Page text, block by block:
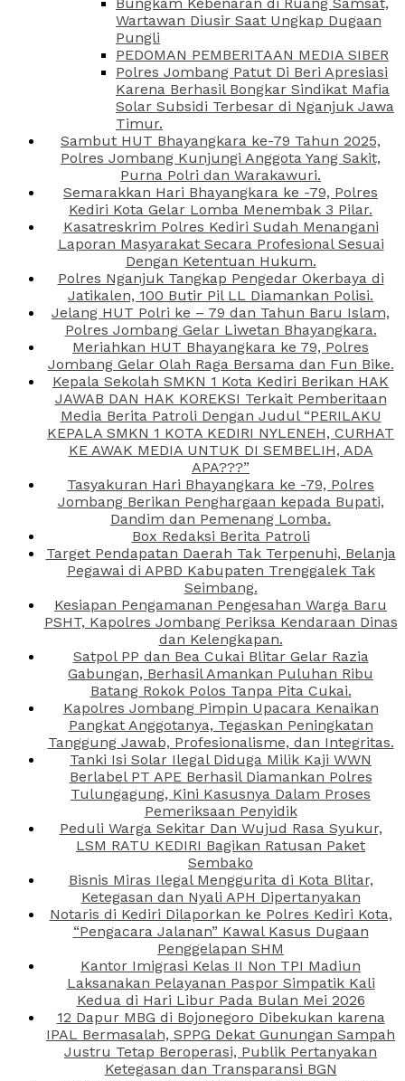
Wartawan Diusir Saat Ungkap Dugaan
Pungli
PEDOMAN PEMBERITAAN MEDIA SIBER
Polres Jombang Patut Di Beri Apresiasi
Karena Berhasil Bongkar Sindikat Mafia
Solar Subsidi Terbesar di Nganjuk Jawa
Timur.
Sambut HUT Bhayangkara ke-79 Tahun 2025,
Polres Jombang Kunjungi Anggota Yang Sakit,
Purna Polri dan Warakawuri.
Semarakkan Hari Bhayangkara ke -79, Polres
Kediri Kota Gelar Lomba Menembak 3 Pilar.
Kasatreskrim Polres Kediri Sudah Menangani
Laporan Masyarakat Secara Profesional Sesuai
Dengan Ketentuan Hukum.
Polres Nganjuk Tangkap Pengedar Okerbaya di
Jatikalen, 100 Butir Pil LL Diamankan Polisi.
Jelang HUT Polri ke – 79 dan Tahun Baru Islam,
Polres Jombang Gelar Liwetan Bhayangkara.
Meriahkan HUT Bhayangkara ke 79, Polres
Jombang Gelar Olah Raga Bersama dan Fun Bike.
Kepala Sekolah SMKN 1 Kota Kediri Berikan HAK
JAWAB DAN HAK KOREKSI Terkait Pemberitaan
Media Berita Patroli Dengan Judul “PERILAKU
KEPALA SMKN 1 KOTA KEDIRI NYLENEH, CURHAT
KE AWAK MEDIA UNTUK DI SEMBELIH, ADA
APA???”
Tasyakuran Hari Bhayangkara ke -79, Polres
Jombang Berikan Penghargaan kepada Bupati,
Dandim dan Pemenang Lomba.
Box Redaksi Berita Patroli
Target Pendapatan Daerah Tak Terpenuhi, Belanja
Pegawai di APBD Kabupaten Trenggalek Tak
Seimbang.
Kesiapan Pengamanan Pengesahan Warga Baru
PSHT, Kapolres Jombang Periksa Kendaraan Dinas
dan Kelengkapan.
Satpol PP dan Bea Cukai Blitar Gelar Razia
Gabungan, Berhasil Amankan Puluhan Ribu
Batang Rokok Polos Tanpa Pita Cukai.
Kapolres Jombang Pimpin Upacara Kenaikan
Pangkat Anggotanya, Tegaskan Peningkatan
Tanggung Jawab, Profesionalisme, dan Integritas.
Tanki Isi Solar Ilegal Diduga Milik Kaji WWN
Berlabel PT APE Berhasil Diamankan Polres
Tulungagung, Kini Kasusnya Dalam Proses
Pemeriksaan Penyidik
Peduli Warga Sekitar Dan Wujud Rasa Syukur,
LSM RATU KEDIRI Bagikan Ratusan Paket
Sembako
Bisnis Miras Ilegal Menggurita di Kota Blitar,
Ketegasan dan Nyali APH Dipertanyakan
Notaris di Kediri Dilaporkan ke Polres Kediri Kota,
“Pengacara Jalanan” Kawal Kasus Dugaan
Penggelapan SHM
Kantor Imigrasi Kelas II Non TPI Madiun
Laksanakan Pelayanan Paspor Simpatik Kali
Kedua di Hari Libur Pada Bulan Mei 2026
12 Dapur MBG di Bojonegoro Dibekukan karena
IPAL Bermasalah, SPPG Dekat Gunungan Sampah
Justru Tetap Beroperasi, Publik Pertanyakan
Ketegasan dan Transparansi BGN